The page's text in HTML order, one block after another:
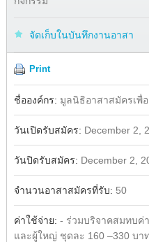
จัดเก็บในบันทึกงานอาสา
Print
ชื่อองค์กร: มูลนิธิอาสาสมัครเพื่
วันเปิดรับสมัคร: December 2,
วันปิดรับสมัคร: December 2,
จำนวนอาสาสมัครที่รับ: 50
ค่าใช้จ่าย: - ร่วมบริจาคสมทบค่
และผู้ใหญ่ ชุดละ 160 –330 บ